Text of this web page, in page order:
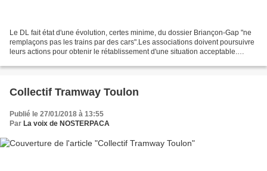
Le DL fait état d'une évolution, certes minime, du dossier Briançon-Gap "ne
remplaçons pas les trains par des cars".Les associations doivent poursuivre
leurs actions pour obtenir le rétablissement d'une situation acceptable.
Collectif Tramway Toulon
Publié le 27/01/2018 à 13:55
Par La voix de NOSTERPACA